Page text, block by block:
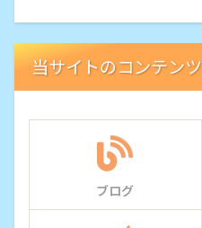
当サイトのコンテンツ
ブログ